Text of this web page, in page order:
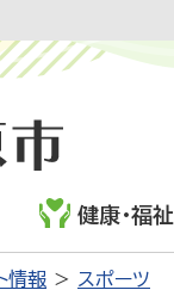
健康・福祉
情報 スポーツ